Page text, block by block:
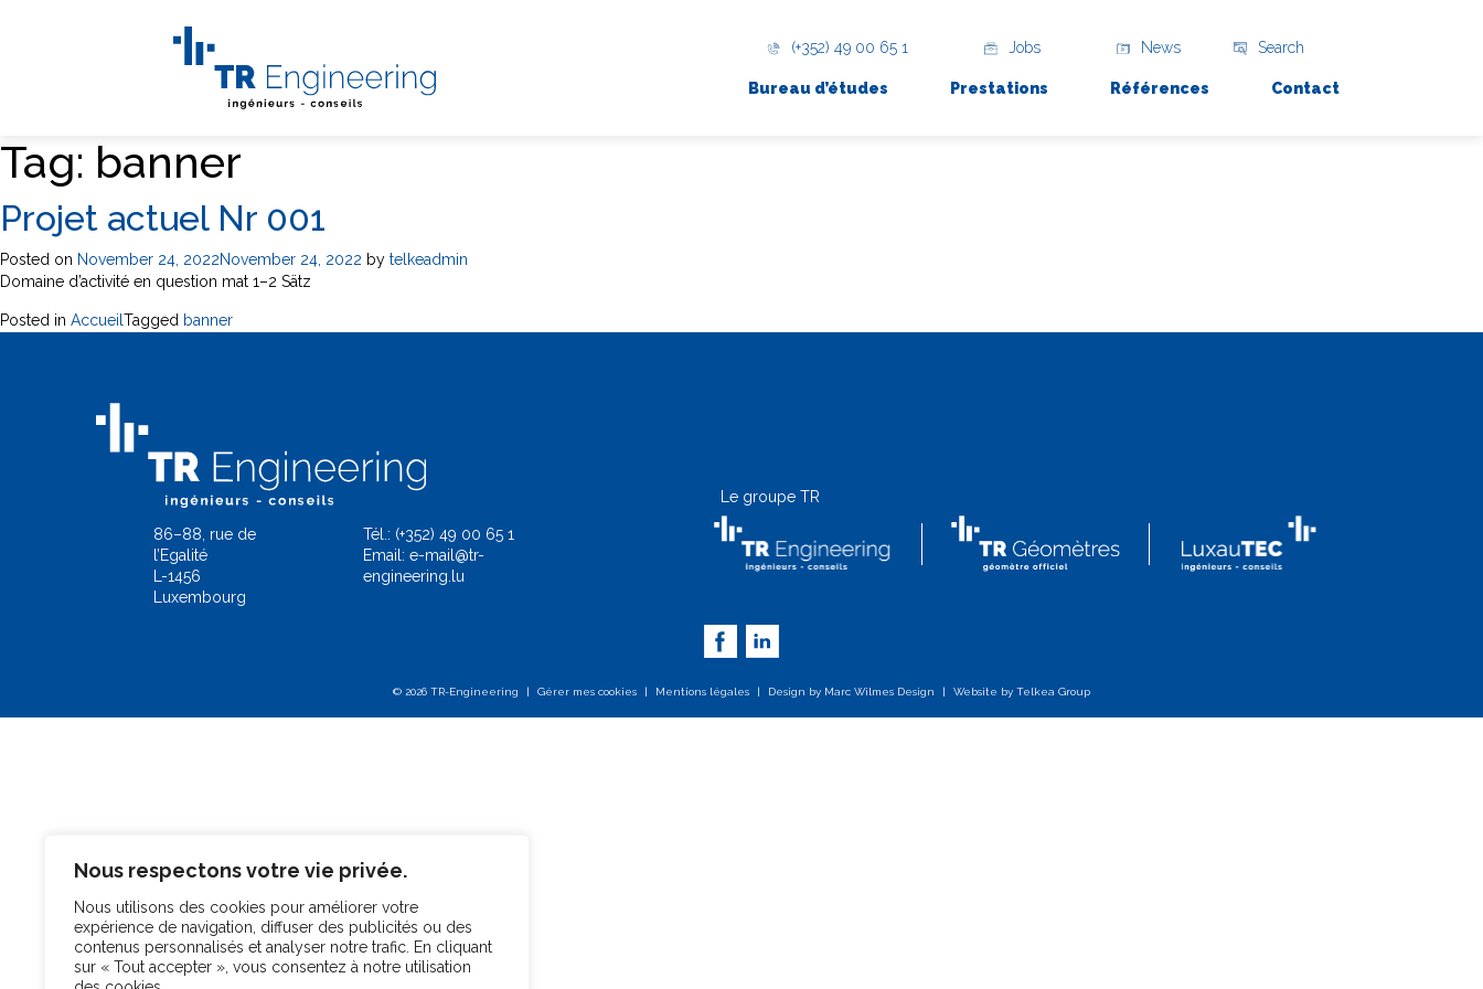
Nous respectons votre vie privée.
Nous utilisons des cookies pour améliorer votre
expérience de navigation, diffuser des publicités ou des
contenus personnalisés et analyser notre trafic. En cliquant
sur « Tout accepter », vous consentez à notre utilisation
(+352) 49 00 65 1 Jobs News Search
Bureau d’études Prestations Références Contact
Tag: banner
Projet actuel Nr 001
Posted on November 24, 2022November 24, 2022 by telkeadmin
Domaine d’activité en question mat 1–2 Sätz
Posted in Accueil Tagged banner
Le groupe TR
86–88, rue de
l’Egalité
L-1456
Luxembourg
Tél.: (+352) 49 00 65 1
Email: e-mail@tr-
engineering.lu
© 2026 TR-Engineering | Gérer mes cookies | Mentions légales | Design by Marc Wilmes Design | Website by Telkea Group